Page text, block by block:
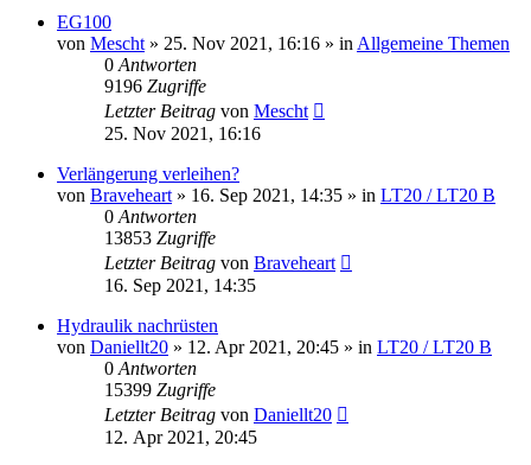
EG100
von Mescht » 25. Nov 2021, 16:16 » in Allgemeine Themen
0 Antworten
9196 Zugriffe
Letzter Beitrag von Mescht
25. Nov 2021, 16:16
Verlängerung verleihen?
von Braveheart » 16. Sep 2021, 14:35 » in LT20 / LT20 B
0 Antworten
13853 Zugriffe
Letzter Beitrag von Braveheart
16. Sep 2021, 14:35
Hydraulik nachrüsten
von Daniellt20 » 12. Apr 2021, 20:45 » in LT20 / LT20 B
0 Antworten
15399 Zugriffe
Letzter Beitrag von Daniellt20
12. Apr 2021, 20:45